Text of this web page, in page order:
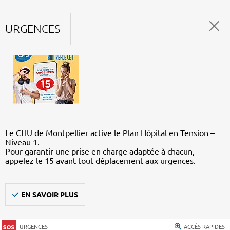
URGENCES
Le CHU de Montpellier active le Plan Hôpital en Tension –
Niveau 1.
Pour garantir une prise en charge adaptée à chacun,
appelez le 15 avant tout déplacement aux urgences.
EN SAVOIR PLUS
URGENCES ACCÈS RAPIDES